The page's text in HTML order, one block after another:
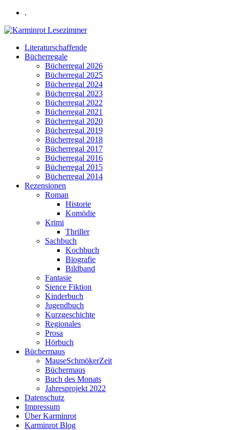
.
Literaturschaffende
Bücherregale
Bücherregal 2026
Bücherregal 2025
Bücherregal 2024
Bücherregal 2023
Bücherregal 2022
Bücherregal 2021
Bücherregal 2020
Bücherregal 2019
Bücherregal 2018
Bücherregal 2017
Bücherregal 2016
Bücherregal 2015
Bücherregal 2014
Rezensionen
Roman
Historie
Komödie
Krimi
Thriller
Sachbuch
Kochbuch
Biografie
Bildband
Fantasie
Sience Fiktion
Kinderbuch
Jugendbuch
Kurzgeschichte
Regionales
Prosa
Hörbuch
Büchermaus
MauseSchmökerZeit
Büchermaus
Buch des Monats
Jahresprojekt 2022
Datenschutz
Impressum
Über Karminrot
Karminrot Blog